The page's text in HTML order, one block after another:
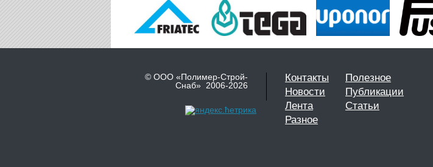
© ООО «Полимер-Строй-
Снаб» 2006-2026
Контакты
Новости
Лента
Полезное
Публикации
Статьи
Разное